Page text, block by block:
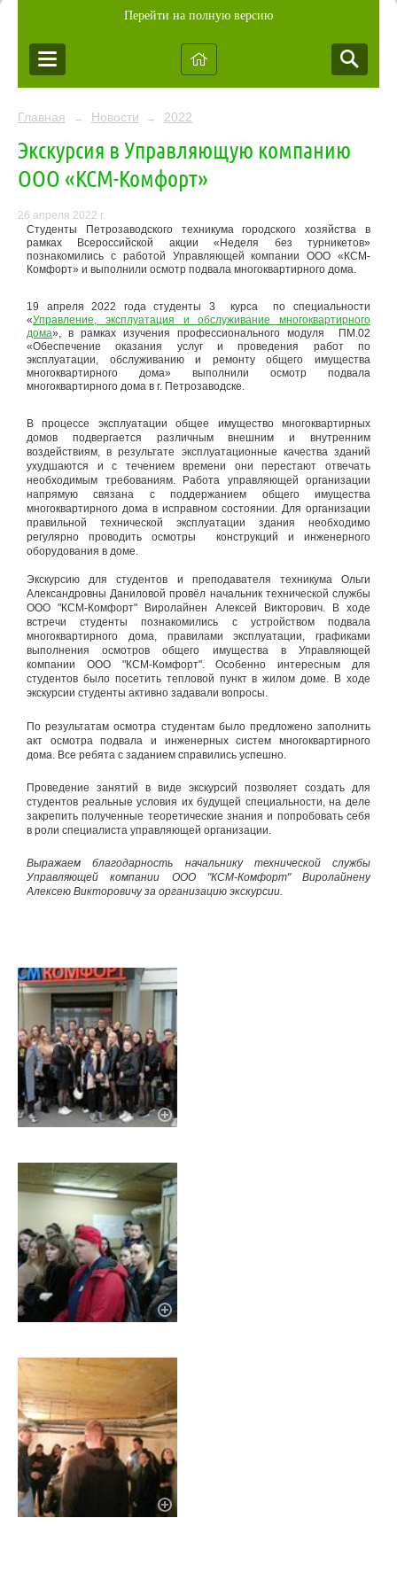
Перейти на полную версию
Главная → Новости → 2022
Экскурсия в Управляющую компанию
ООО «КСМ-Комфорт»
26 апреля 2022 г.
Студенты Петрозаводского техникума городского хозяйства в
рамках Всероссийской акции «Неделя без турникетов»
познакомились с работой Управляющей компании ООО «КСМ-
Комфорт» и выполнили осмотр подвала многоквартирного дома.
19 апреля 2022 года студенты 3 курса по специальности
«Управление, эксплуатация и обслуживание многоквартирного
дома», в рамках изучения профессионального модуля ПМ.02
«Обеспечение оказания услуг и проведения работ по
эксплуатации, обслуживанию и ремонту общего имущества
многоквартирного дома» выполнили осмотр подвала
многоквартирного дома в г. Петрозаводске.
В процессе эксплуатации общее имущество многоквартирных
домов подвергается различным внешним и внутренним
воздействиям, в результате эксплуатационные качества зданий
ухудшаются и с течением времени они перестают отвечать
необходимым требованиям. Работа управляющей организации
напрямую связана с поддержанием общего имущества
многоквартирного дома в исправном состоянии. Для организации
правильной технической эксплуатации здания необходимо
регулярно проводить осмотры конструкций и инженерного
оборудования в доме.
Экскурсию для студентов и преподавателя техникума Ольги
Александровны Даниловой провёл начальник технической службы
ООО "КСМ-Комфорт" Виролайнен Алексей Викторович. В ходе
встречи студенты познакомились с устройством подвала
многоквартирного дома, правилами эксплуатации, графиками
выполнения осмотров общего имущества в Управляющей
компании ООО "КСМ-Комфорт". Особенно интересным для
студентов было посетить тепловой пункт в жилом доме. В ходе
экскурсии студенты активно задавали вопросы.
По результатам осмотра студентам было предложено заполнить
акт осмотра подвала и инженерных систем многоквартирного
дома. Все ребята с заданием справились успешно.
Проведение занятий в виде экскурсий позволяет создать для
студентов реальные условия их будущей специальности, на деле
закрепить полученные теоретические знания и попробовать себя
в роли специалиста управляющей организации.
Выражаем благодарность начальнику технической службы
Управляющей компании ООО "КСМ-Комфорт" Виролайнену
Алексею Викторовичу за организацию экскурсии.